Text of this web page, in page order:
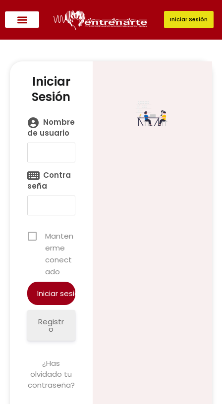
contenido
Iniciar Sesión
Iniciar
Sesión
Nombre
de usuario
Contra
seña
Manten
erme
conect
ado
Registr
o
¿Has
olvidado tu
contraseña?